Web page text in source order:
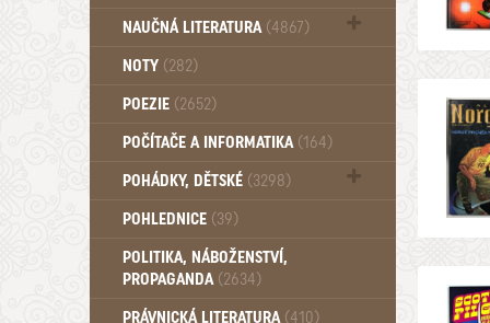
NAUČNÁ LITERATURA (4867)
Zdraví a zdraví životní styl (510)
NOTY (282)
POEZIE (2652)
POČÍTAČE A INFORMATIKA (164)
POHÁDKY, DĚTSKÉ (3298)
Pro děti a mládež (2894)
Pohádky, Dětské - Od roku 1949 (257)
POHLEDNICE (39)
POLITIKA, NÁBOŽENSTVÍ,
PROPAGANDA (2634)
PRÁVNICKÁ LITERATURA (410)